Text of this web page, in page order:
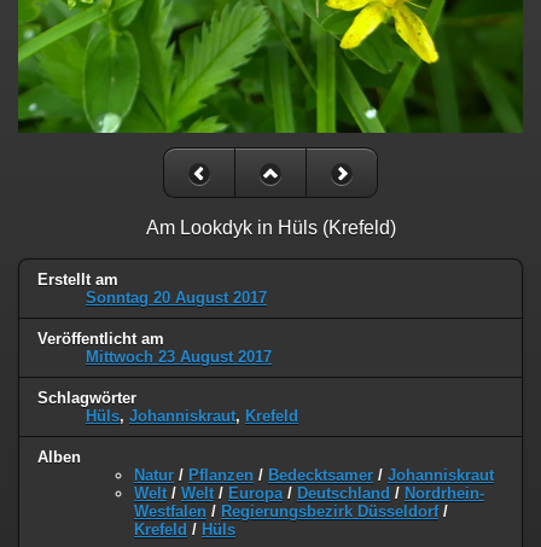
Am Lookdyk in Hüls (Krefeld)
Erstellt am
Sonntag 20 August 2017
Veröffentlicht am
Mittwoch 23 August 2017
Schlagwörter
Hüls, Johanniskraut, Krefeld
Alben
Natur / Pflanzen / Bedecktsamer / Johanniskraut
Welt / Welt / Europa / Deutschland / Nordrhein-
Westfalen / Regierungsbezirk Düsseldorf/
Krefeld / Hüls